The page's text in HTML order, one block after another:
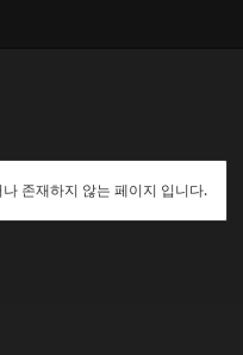
존재하지 않는 페이지 입니다.